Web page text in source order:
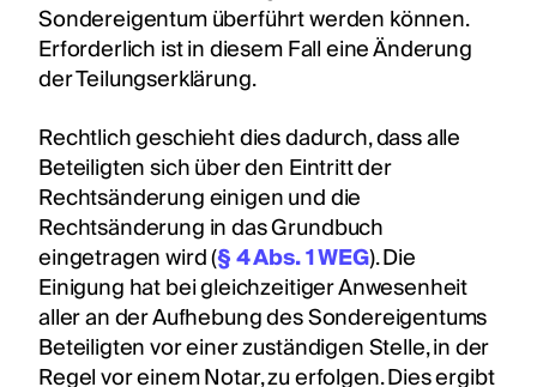
Sondereigentum überführt werden können.
Erforderlich ist in diesem Fall eine Änderung
der Teilungserklärung.
Rechtlich geschieht dies dadurch, dass alle
Beteiligten sich über den Eintritt der
Rechtsänderung einigen und die
Rechtsänderung in das Grundbuch
eingetragen wird (§ 4 Abs. 1 WEG). Die
Einigung hat bei gleichzeitiger Anwesenheit
aller an der Aufhebung des Sondereigentums
Beteiligten vor einer zuständigen Stelle, in der
Regel vor einem Notar, zu erfolgen. Dies ergibt